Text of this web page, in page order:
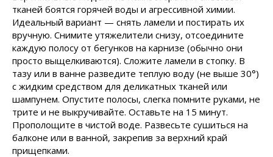
тканей боятся горячей воды и агрессивной химии.
Идеальный вариант — снять ламели и постирать их
вручную. Снимите утяжелители снизу, отсоедините
каждую полосу от бегунков на карнизе (обычно они
просто выщелкиваются). Сложите ламели в стопку. В
тазу или в ванне разведите теплую воду (не выше 30°)
с жидким средством для деликатных тканей или
шампунем. Опустите полосы, слегка помните руками, не
трите и не выкручивайте. Оставьте на 15 минут.
Прополощите в чистой воде. Развесьте сушиться на
балконе или в ванной, закрепив за верхний край
прищепками.